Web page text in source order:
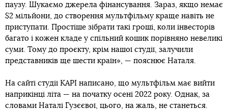
паузу. Шукаємо джерела фінансування. Зараз, якщо немає
$2 мільйони, до створення мультфільму краще навіть не
приступати. Простіше зібрати такі гроші, коли інвесторів
багато і кожен кладе у спільний кошик порівняно невеликі
суми. Тому до проєкту, крім нашої студії, залучили
представників ще шести країн», — пояснює Наталя.
На сайті студії KAPI написано, що мультфільм має вийти
наприкінці літа — на початку осені 2022 року. Однак, за
словами Наталі Гузєєвої, цього, на жаль, не станеться.